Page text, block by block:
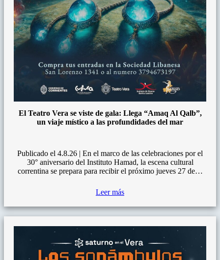
El Teatro Vera se viste de gala: Llega “Amaq Al Qalb”,
un viaje místico a las profundidades del mar
Publicado el 4.8.26 | En el marco de las celebraciones por el
30° aniversario del Instituto Hamad, la escena cultural
correntina se prepara para recibir el próximo jueves 27 de…
Leer más